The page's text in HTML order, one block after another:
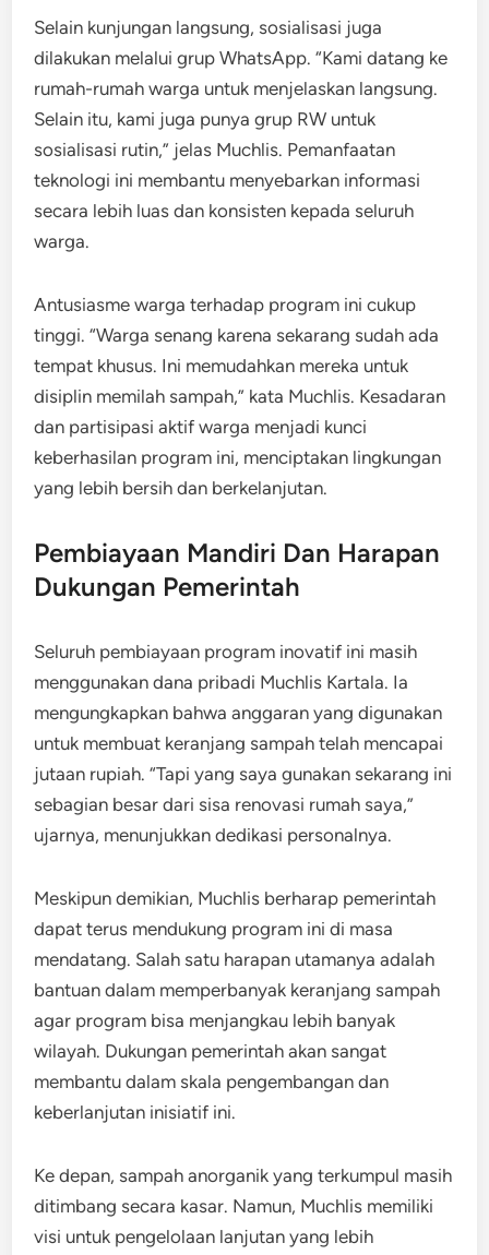
Selain kunjungan langsung, sosialisasi juga
dilakukan melalui grup WhatsApp. “Kami datang ke
rumah-rumah warga untuk menjelaskan langsung.
Selain itu, kami juga punya grup RW untuk
sosialisasi rutin,” jelas Muchlis. Pemanfaatan
teknologi ini membantu menyebarkan informasi
secara lebih luas dan konsisten kepada seluruh
warga.
Antusiasme warga terhadap program ini cukup
tinggi. “Warga senang karena sekarang sudah ada
tempat khusus. Ini memudahkan mereka untuk
disiplin memilah sampah,” kata Muchlis. Kesadaran
dan partisipasi aktif warga menjadi kunci
keberhasilan program ini, menciptakan lingkungan
yang lebih bersih dan berkelanjutan.
Pembiayaan Mandiri Dan Harapan
Dukungan Pemerintah
Seluruh pembiayaan program inovatif ini masih
menggunakan dana pribadi Muchlis Kartala. Ia
mengungkapkan bahwa anggaran yang digunakan
untuk membuat keranjang sampah telah mencapai
jutaan rupiah. “Tapi yang saya gunakan sekarang ini
sebagian besar dari sisa renovasi rumah saya,”
ujarnya, menunjukkan dedikasi personalnya.
Meskipun demikian, Muchlis berharap pemerintah
dapat terus mendukung program ini di masa
mendatang. Salah satu harapan utamanya adalah
bantuan dalam memperbanyak keranjang sampah
agar program bisa menjangkau lebih banyak
wilayah. Dukungan pemerintah akan sangat
membantu dalam skala pengembangan dan
keberlanjutan inisiatif ini.
Ke depan, sampah anorganik yang terkumpul masih
ditimbang secara kasar. Namun, Muchlis memiliki
visi untuk pengelolaan lanjutan yang lebih